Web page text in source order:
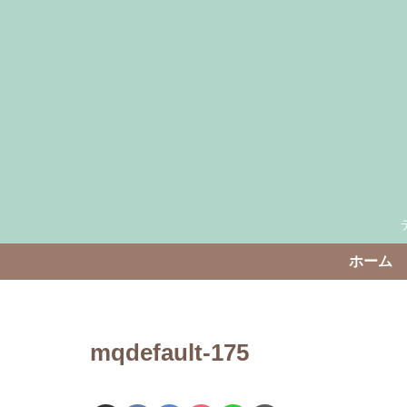
ホーム
mqdefault-175